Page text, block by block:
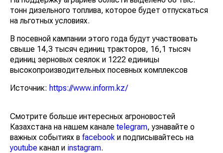
тонн дизельного топлива, которое будет отпускаться
на льготных условиях.
В посевной кампании этого года будут участвовать
свыше 14,3 тысяч единиц тракторов, 16,1 тысяч
единиц зерновых сеялок и 1222 единицы
высокопроизводительных посевных комплексов
Источник: https://www.inform.kz/
Смотрите больше интересных агроновостей
Казахстана на нашем канале telegram, узнавайте о
важных событиях в facebook и подписывайтесь на
youtube канал и instagram.